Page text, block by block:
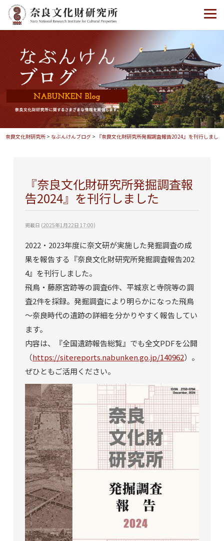
奈良文化財研究所 > なぶんけんブログ > 『奈良文化財研究所発掘調査報告2024』を刊行しました
『奈良文化財研究所発掘調査報
告2024』を刊行しました
掲載日 (2025年1月22日 17:00)
2022・2023年度に奈文研が実施した発掘調査の成
果を報告する『奈良文化財研究所発掘調査報告202
4』を刊行しました。
飛鳥・藤原宮跡等の調査6件、平城京と寺院等の調
査2件を採録。発掘調査により明らかになった飛鳥
～奈良時代の遺跡の詳細を分かりやすく報告してい
ます。
内容は、『全国遺跡報告総覧』でも全文PDFを公開
（https://sitereports.nabunken.go.jp/140962）。
ぜひともご活用ください。